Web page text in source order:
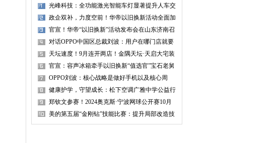
光峰科技：全功能激光智能车灯显著提升人车交
互体
政企双补，力度空前！华帝以旧换新活动全面加
速落
官宣！华帝“以旧换新”活动发布会在山东济南召
开
对话OPPO中国区总裁刘波：用户在哪门店就要
建在哪
天坛速度！9月连开两店！金隅天坛·天启大宅装
饰
官宣：容声冰箱牵手以旧换新“值选官”宝石老舅
OPPO刘波：核心战略是做好手机以及核心周
边，明确
健康护学，守望成长：松下空调广雅中学公益行
郑钦文参赛！2024奥克斯·宁波网球公开赛10月
开赛
美的第五届“金刚钻”技能比赛：提升局部改造技
能